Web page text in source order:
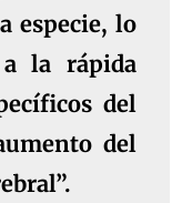
especie, lo
la rápida
del
del